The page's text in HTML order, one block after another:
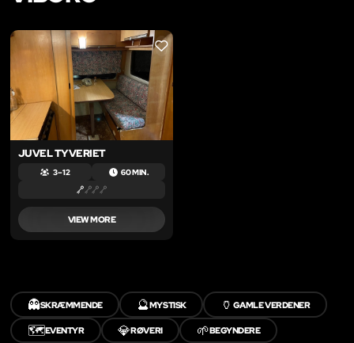
LIKE
JUVEL TYVERIET
3 – 12 60 MIN.
VIEW MORE
👻SKRÆMMENDE 🔮MYSTISK 🏺 GAMLE VERDENER
🗺️EVENTYR 💎RØVERI 🌱BEGYNDERE